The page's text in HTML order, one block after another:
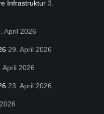
Infrastruktur 3.
April 2026
29. April 2026
April 2026
23. April 2026